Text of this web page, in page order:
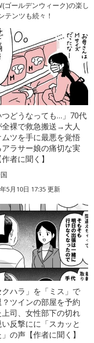
ゴールデンウィーク)の楽し
テンツも続々！
つどうなっても…」70代
全裸で救急搬送→大人
ムツを手に最悪を覚悟
ラサー娘の痛切な実
者に聞く】
5月10日 17:35 更新
クハラ」を「ミス」で
ツインの部屋を予約
上司、女性部下の切れ
反撃にに「スカッと
」の声【作者に聞く】